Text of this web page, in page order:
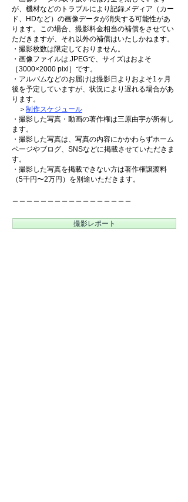
が、機材などのトラブルにより記録メディア（カー
ド、HDなど）の画像データが消失する可能性があ
ります。この場合、撮影料金相当の補償をさせてい
ただきますが、それ以外の補償はいたしかねます。
・撮影枚数は限定しておりません。
・画像ファイルは.JPEGで、サイズはおよそ
［3000×2000 pixl］です。
・アルバムなどのお届けは撮影日よりおよそ1ヶ月
後を予定していますが、状況により遅れる場合があ
ります。
＞ 制作スケジュール
・撮影した写真・動画の著作権は三原由宇が所有し
ます。
・撮影した写真は、写真の内容にかかわらずホーム
ページやブログ、SNSなどに掲載させていただきま
す。
・撮影した写真を掲載できない方は著作権譲渡料
（5千円〜2万円）を別途いただきます。
撮影レポート